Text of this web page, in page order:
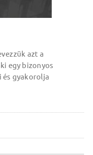
azt a
egy bizonyos
gyakorolja